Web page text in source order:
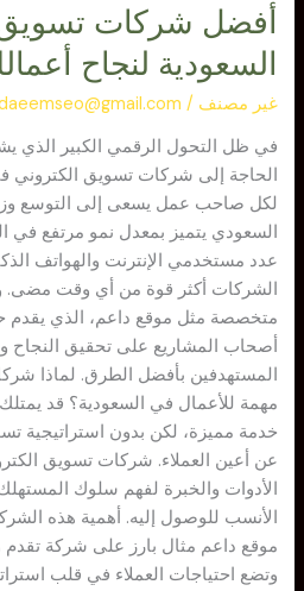
أفضل شركات تسويق
السعودية لنجاح
غير مصنف /
في ظل التحول الرقمي الكبير الذي
الحاجة إلى شركات تسويق الكتروني
لكل صاحب عمل يسعى إلى التوسع
السعودي يتميز بمعدل نمو مرتفع في
عدد مستخدمي الإنترنت والهواتف
الشركات أكثر قوة من أي وقت مضى.
متخصصة مثل موقع داعم، الذي يقدم
أصحاب المشاريع على تحقيق النجاح
المستهدفين بأفضل الطرق. لماذا
مهمة للأعمال في السعودية؟ قد
خدمة مميزة، لكن بدون استراتيجية
عن أعين العملاء. شركات تسويق
الأدوات والخبرة لفهم سلوك
الأنسب للوصول إليه. أهمية هذه
موقع داعم مثال بارز على شركة تقدم
وتضع احتياجات العملاء في قلب